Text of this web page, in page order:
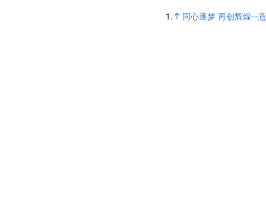
1. 同心逐梦 再创辉煌--